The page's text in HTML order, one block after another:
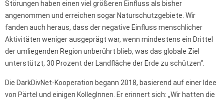
Störungen haben einen viel größeren Einfluss als bisher
angenommen und erreichen sogar Naturschutzgebiete. Wir
fanden auch heraus, dass der negative Einfluss menschlicher
Aktivitäten weniger ausgeprägt war, wenn mindestens ein Drittel
der umliegenden Region unberührt blieb, was das globale Ziel
unterstützt, 30 Prozent der Landfläche der Erde zu schützen“.
Die DarkDivNet-Kooperation begann 2018, basierend auf einer Idee
von Pärtel und einigen KollegInnen. Er erinnert sich: „Wir hatten die